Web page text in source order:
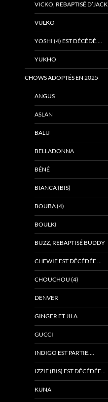
VICKO, REBAPTISÉ D’JACK
VULKO
YOSHI (4) EST DÉCÉDÉ….
YUKHO
CHOWS ADOPTÉS EN 2025
ANGUS
ASLAN
BALU
BELLADONNA
BÉNÉ
BIANCA (BIS)
BOUBA (4)
BOULKI
BUZZ, REBAPTISÉ BUDDY
CHEWIE EST DÉCÉDÉE …
CHOUCHOU (4)
DENVER
GINGER ET JILA
GUCCI
INDIGO EST PARTIE….
IZZIE (BIS) EST DÉCÉDÉE…
KUNA